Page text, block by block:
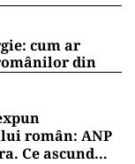
cum ar
din
român: ANP
Ce ascund